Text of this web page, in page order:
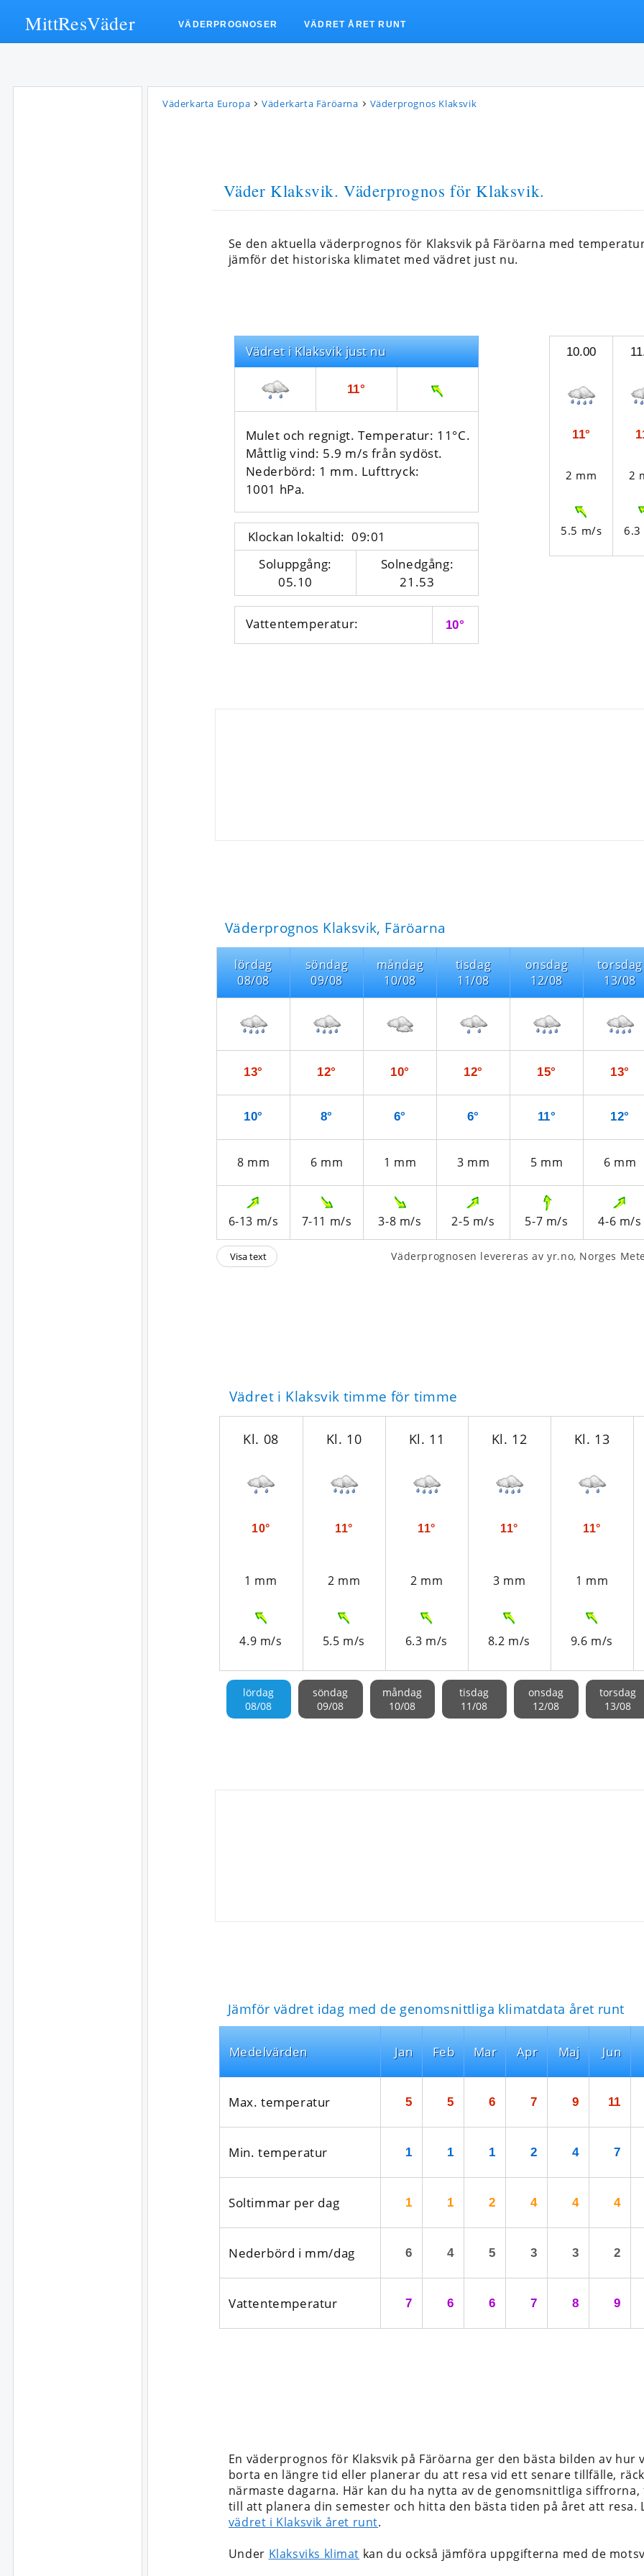
Väderkarta Europa Väderkarta Färöarna Väderprognos Klaksvik
Väder Klaksvik. Väderprognos för Klaksvik.
Se den aktuella väderprognos för Klaksvik på Färöarna med
jämför det historiska klimatet med vädret just nu.
Vädret i Klaksvik just nu
11°
Mulet och regnigt. Temperatur: 11°C.
Måttlig vind: 5.9 m/s från sydöst.
Nederbörd: 1 mm. Lufttryck:
1001 hPa.
Klockan lokaltid: 09:01
Soluppgång:
05.10
Solnedgång:
21.53
Vattentemperatur: 10°
10.00
11°
2 mm
5.5 m/s
2
6.3
Väderprognos Klaksvik, Färöarna
lördag
08/08
söndag
09/08
måndag
10/08
tisdag
11/08
onsdag
12/08
torsdag
13/08
13° 12° 10° 12° 15° 13°
10° 8° 6° 6° 11° 12°
8 mm 6 mm 1 mm 3 mm 5 mm 6 mm
6-13 m/s 7-11 m/s 3-8 m/s 2-5 m/s 5-7 m/s 4-6 m/s
Visa text Väderprognosen levereras av yr.no, Norges
Vädret i Klaksvik timme för timme
lördag
08/08
Kl. 08
10°
1 mm
4.9 m/s
Kl. 10
11°
2 mm
5.5 m/s
Kl. 11
11°
2 mm
6.3 m/s
Kl. 12
11°
3 mm
8.2 m/s
Kl. 13
11°
1 mm
9.6 m/s
söndag
09/08
måndag
10/08
tisdag
11/08
onsdag
12/08
torsdag
13/08
Jämför vädret idag med de genomsnittliga klimatdata året runt
Medel­värden
Max. temperatur
Min. temperatur
Soltimmar per dag
Nederbörd i mm/dag
Vattentemperatur
Jan
5
1
1
6
7
Feb
5
1
1
4
6
Mar
6
1
2
5
6
Apr
7
2
4
3
7
Maj
9
4
4
3
8
Jun
11
7
4
2
9
En väderprognos för Klaksvik på Färöarna ger den bästa bilden av hur
borta en längre tid eller planerar du att resa vid ett senare tillfälle,
närmaste dagarna. Här kan du ha nytta av de genomsnittliga
till att planera din semester och hitta den bästa tiden på året att resa.
vädret i Klaksvik året runt.
Under Klaksviks klimat kan du också jämföra uppgifterna med de
MittResVäder VÄDERPROGNOSER VÄDRET ÅRET RUNT